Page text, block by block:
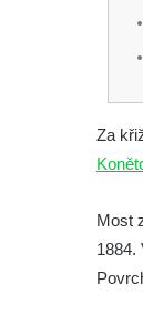
Za
Most
1884.